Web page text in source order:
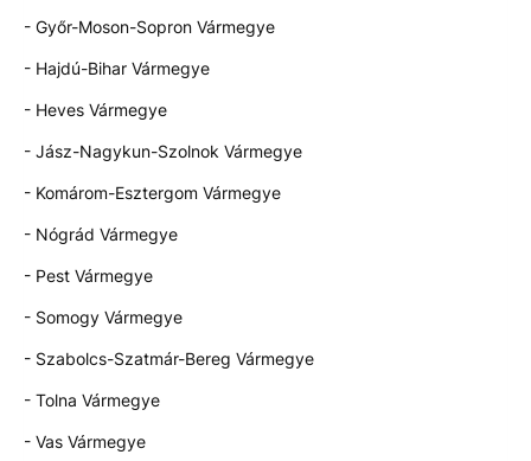
- Győr-Moson-Sopron Vármegye
- Hajdú-Bihar Vármegye
- Heves Vármegye
- Jász-Nagykun-Szolnok Vármegye
- Komárom-Esztergom Vármegye
- Nógrád Vármegye
- Pest Vármegye
- Somogy Vármegye
- Szabolcs-Szatmár-Bereg Vármegye
- Tolna Vármegye
- Vas Vármegye